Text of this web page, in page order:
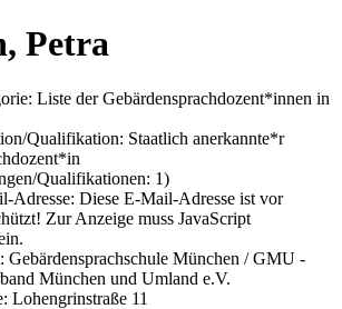
Petra
Liste der Gebärdensprachdozent*innen in
Qualifikation: Staatlich anerkannte*r
Qualifikationen: 1)
Adresse: Diese E-Mail-Adresse ist vor
Zur Anzeige muss JavaScript
Gebärdensprachschule München / GMU -
München und Umland e.V.
Lohengrinstraße 11